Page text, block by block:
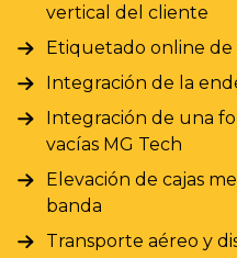
vertical del cliente
Etiquetado online de
Integración de la
Integración de una
vacías MG Tech
Elevación de cajas
banda
Transporte aéreo y